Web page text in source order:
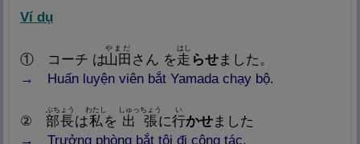
Ví dụ
① コーチ は山 田
やまだ
さん を走
はし
らせました。
→ Huấn luyện viên bắt Yamada chạy bộ.
② 部長
ぶちょう
は私
わたし
を 出 張
しゅっちょう
に行
HÀNH, HẠNH, HÀNG,
HẠNG
い
かせました
→ Trưởng phòng bắt tôi đi công tác.